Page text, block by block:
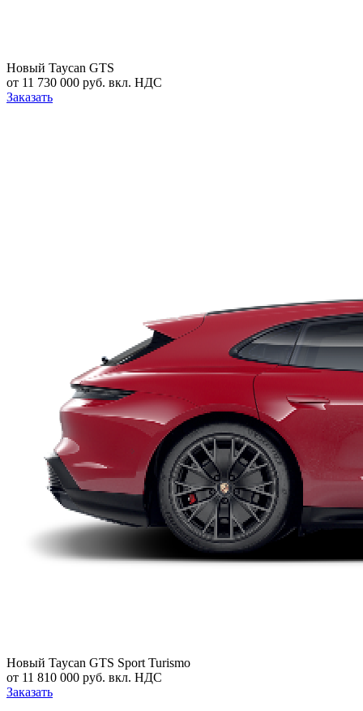
Новый Taycan GTS
от 11 730 000 руб. вкл. НДС
Заказать
Новый Taycan GTS Sport Turismo
от 11 810 000 руб. вкл. НДС
Заказать